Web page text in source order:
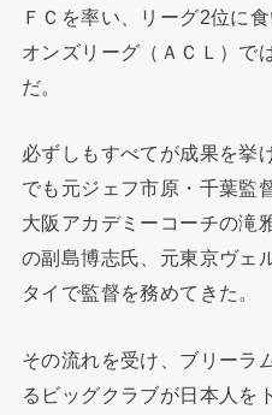
ＦＣを率い、リーグ2位に
オンズリーグ（ＡＣＬ）で
だ。
必ずしもすべてが成果を挙
でも元ジェフ市原・千葉監
大阪アカデミーコーチの滝
の副島博志氏、元東京ヴェ
タイで監督を務めてきた。
その流れを受け、ブリーラ
るビッグクラブが日本人を